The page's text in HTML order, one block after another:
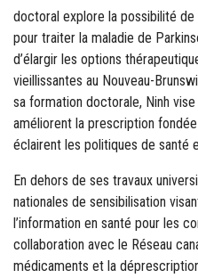
doctoral explore la possibilité
pour traiter la maladie de
d’élargir les options
vieillissantes au Nouveau-
sa formation doctorale, Ninh
améliorent la prescription
éclairent les politiques de santé
En dehors de ses travaux
nationales de sensibilisation
l’information en santé pour les
collaboration avec le Réseau
médicaments et la